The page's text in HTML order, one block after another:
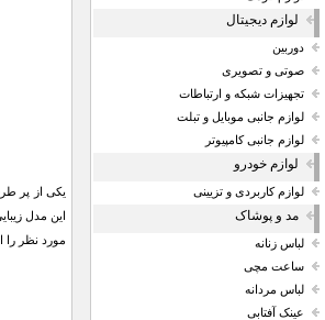
لوازم دیجیتال
دوربین
صوتی و تصویری
تجهیزات شبکه و ارتباطات
لوازم جانبی موبایل و تبلت
لوازم جانبی کامپیوتر
لوازم خودرو
لوازم کاربردی و تزیینی
مد و پوشاک
لباس زنانه
ساعت مچی
لباس مردانه
عینک آفتابی
مورد نظر را